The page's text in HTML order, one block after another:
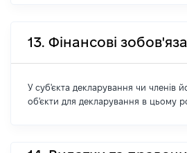
13. Фінансові
У суб'єкта декларування чи членів
об'єкти для декларування в цьому